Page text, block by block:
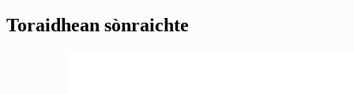
Toraidhean sònraichte